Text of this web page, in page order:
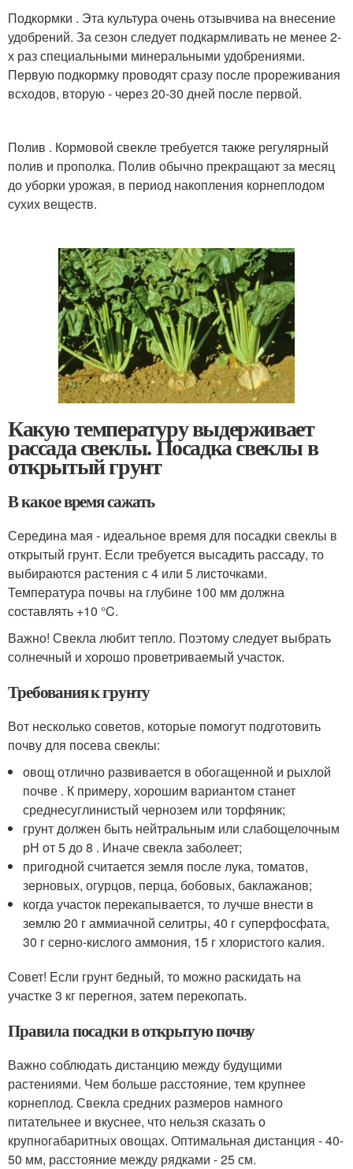
Подкормки . Эта культура очень отзывчива на внесение
удобрений. За сезон следует подкармливать не менее 2-
х раз специальными минеральными удобрениями.
Первую подкормку проводят сразу после прореживания
всходов, вторую - через 20-30 дней после первой.
Полив . Кормовой свекле требуется также регулярный
полив и прополка. Полив обычно прекращают за месяц
до уборки урожая, в период накопления корнеплодом
сухих веществ.
Какую температуру выдерживает
рассада свеклы. Посадка свеклы в
открытый грунт
В какое время сажать
Середина мая - идеальное время для посадки свеклы в
открытый грунт. Если требуется высадить рассаду, то
выбираются растения с 4 или 5 листочками.
Температура почвы на глубине 100 мм должна
составлять +10 °C.
Важно! Свекла любит тепло. Поэтому следует выбрать
солнечный и хорошо проветриваемый участок.
Требования к грунту
Вот несколько советов, которые помогут подготовить
почву для посева свеклы:
овощ отлично развивается в обогащенной и рыхлой
почве . К примеру, хорошим вариантом станет
среднесуглинистый чернозем или торфяник;
грунт должен быть нейтральным или слабощелочным
рН от 5 до 8 . Иначе свекла заболеет;
пригодной считается земля после лука, томатов,
зерновых, огурцов, перца, бобовых, баклажанов;
когда участок перекапывается, то лучше внести в
землю 20 г аммиачной селитры, 40 г суперфосфата,
30 г серно-кислого аммония, 15 г хлористого калия.
Совет! Если грунт бедный, то можно раскидать на
участке 3 кг перегноя, затем перекопать.
Правила посадки в открытую почву
Важно соблюдать дистанцию между будущими
растениями. Чем больше расстояние, тем крупнее
корнеплод. Свекла средних размеров намного
питательнее и вкуснее, что нельзя сказать о
крупногабаритных овощах. Оптимальная дистанция - 40-
50 мм, расстояние между рядками - 25 см.